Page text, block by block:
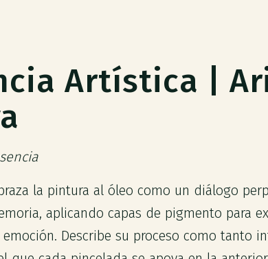
Artística |
la pintura al óleo como un diálogo
aplicando capas de pigmento para
Describe su proceso como tanto